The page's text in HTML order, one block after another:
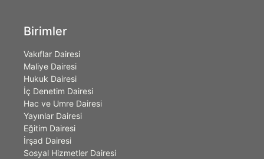
Birimler
Vakıflar Dairesi
Maliye Dairesi
Hukuk Dairesi
İç Denetim Dairesi
Hac ve Umre Dairesi
Yayınlar Dairesi
Eğitim Dairesi
İrşad Dairesi
Sosyal Hizmetler Dairesi